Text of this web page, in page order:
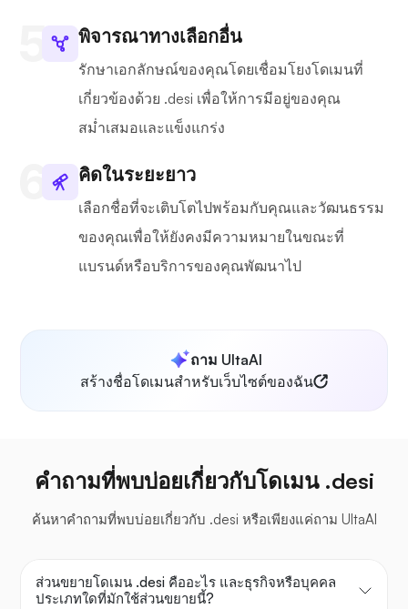
พิจารณาทางเลือกอื่น
รักษาเอกลักษณ์ของคุณโดยเชื่อมโยงโดเมนที่
เกี่ยวข้องด้วย .desi เพื่อให้การมีอยู่ของคุณ
สม่ำเสมอและแข็งแกร่ง
คิดในระยะยาว
เลือกชื่อที่จะเติบโตไปพร้อมกับคุณและวัฒนธรรม
ของคุณเพื่อให้ยังคงมีความหมายในขณะที่
แบรนด์หรือบริการของคุณพัฒนาไป
ถาม UltaAI
สร้างชื่อโดเมนสำหรับเว็บไซต์ของฉัน
คำถามที่พบบ่อยเกี่ยวกับโดเมน .desi
ค้นหาคำถามที่พบบ่อยเกี่ยวกับ .desi หรือเพียงแค่ถาม UltaAI
ส่วนขยายโดเมน .desi คืออะไร และธุรกิจหรือบุคคล
ประเภทใดที่มักใช้ส่วนขยายนี้?